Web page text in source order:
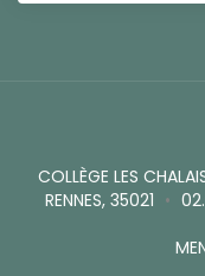
COLLÈGE LES
RENNES, 35021 •